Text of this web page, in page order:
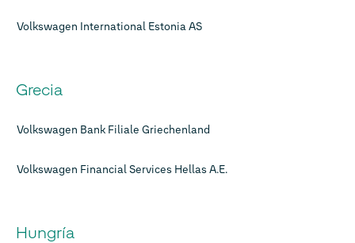
Volkswagen International Estonia AS
Grecia
Volkswagen Bank Filiale Griechenland
Volkswagen Financial Services Hellas A.E.
Hungría